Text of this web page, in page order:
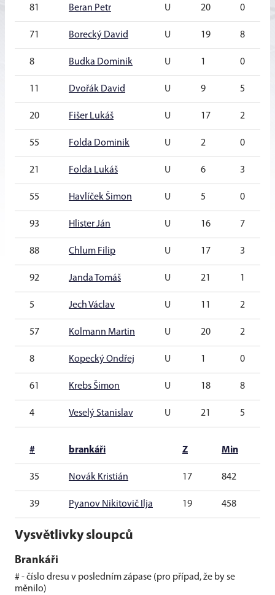
81 Beran Petr U 20 0
71 Borecký David U 19 8
8 Budka Dominik U 1 0
11 Dvořák David U 9 5
20 Fišer Lukáš U 17 2
55 Folda Dominik U 2 0
21 Folda Lukáš U 6 3
55 Havlíček Šimon U 5 0
93 Hlister Ján U 16 7
88 Chlum Filip U 17 3
92 Janda Tomáš U 21 1
5 Jech Václav U 11 2
57 Kolmann Martin U 20 2
8 Kopecký Ondřej U 1 0
61 Krebs Šimon U 18 8
4 Veselý Stanislav U 21 5
# brankáři Z Min
35 Novák Kristián 17 842
39 Pyanov Nikitovič Ilja 19 458
Vysvětlivky sloupců
Brankáři
# - číslo dresu v posledním zápase (pro případ, že by se
měnilo)